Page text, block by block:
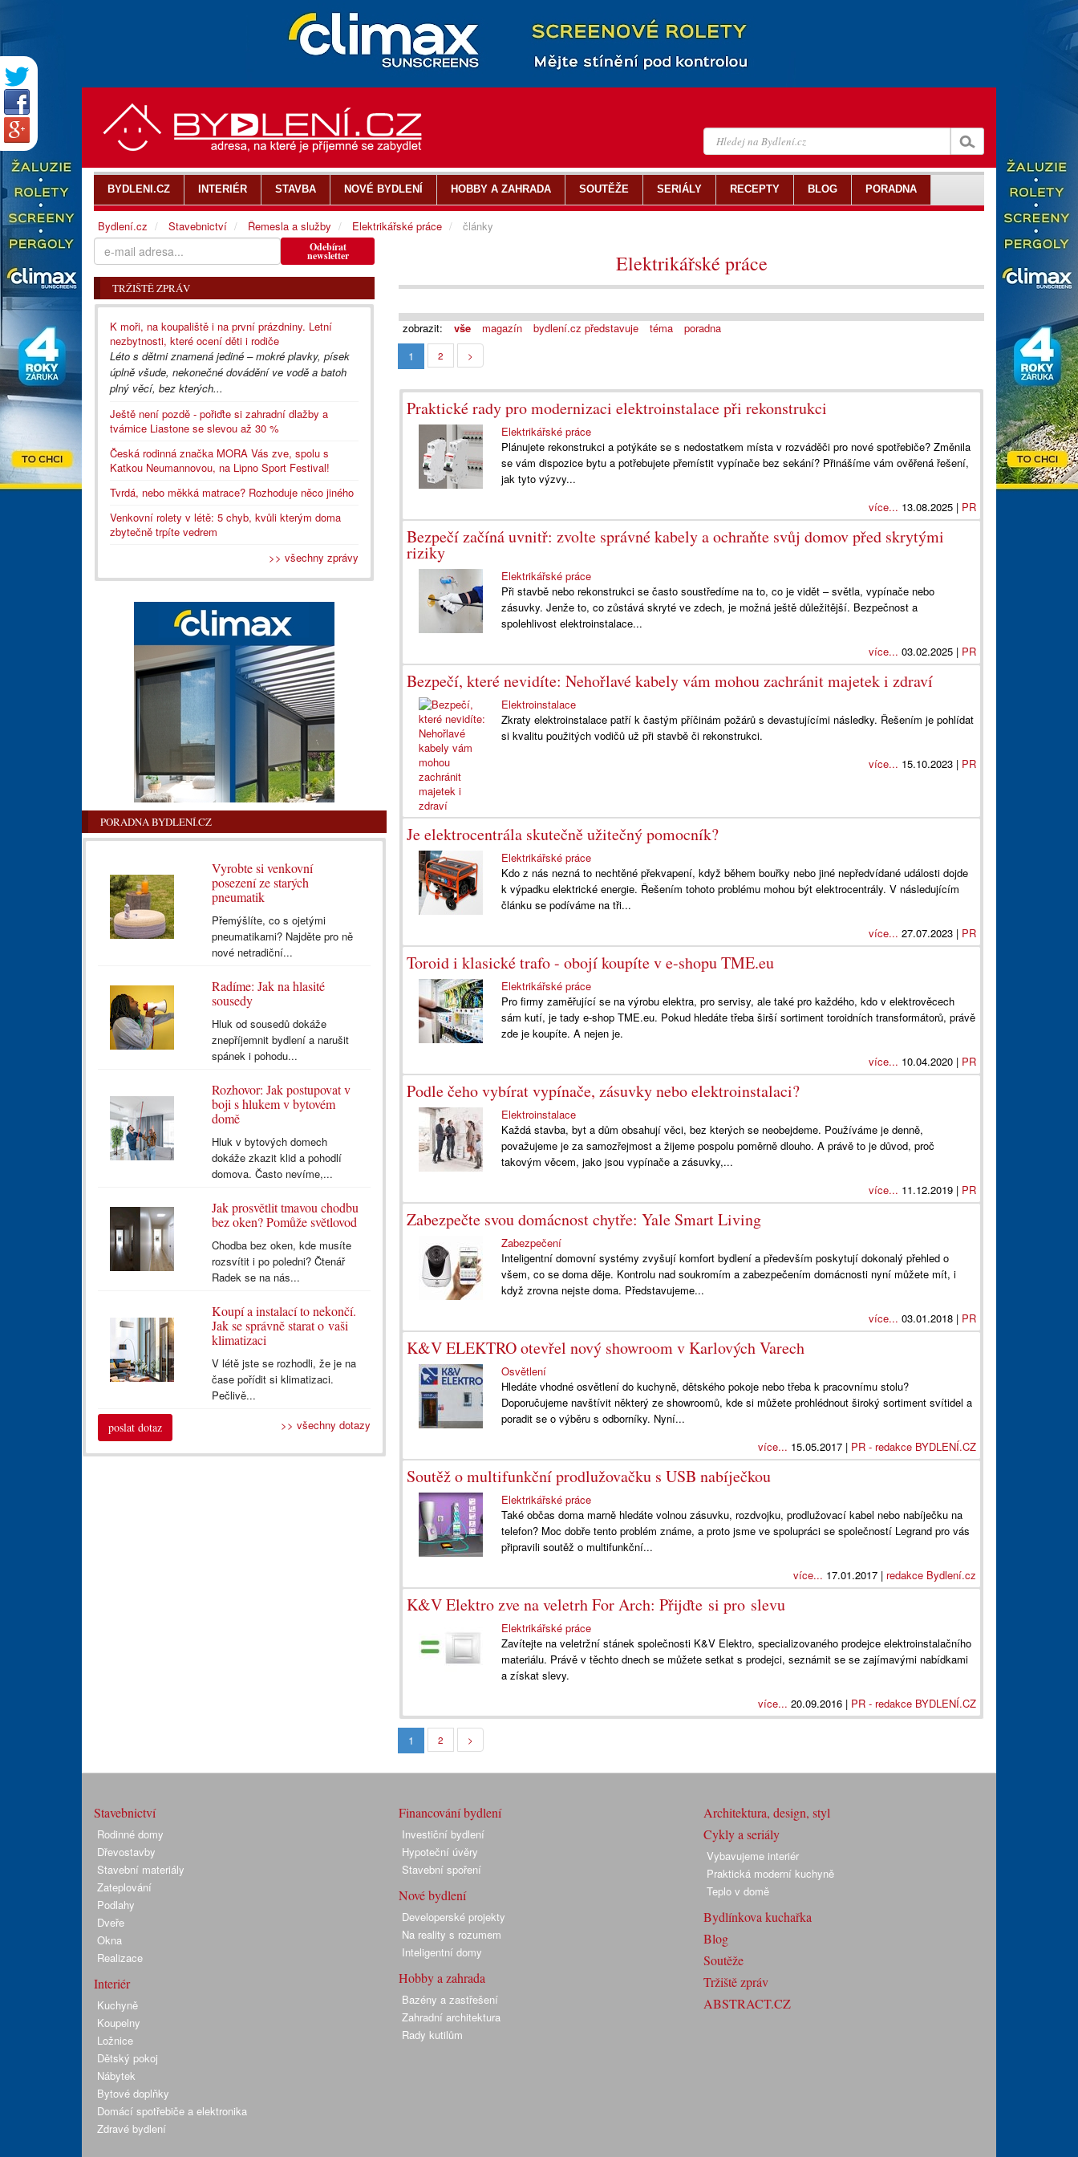
Elektrikářské práce
zobrazit: vše magazín bydlení.cz představuje téma
poradna
1
2 >
Praktické rady pro modernizaci elektroinstalace při rekonstrukci
Elektrikářské práce
Plánujete rekonstrukci a potýkáte se s nedostatkem místa v rozváděči pro nové spotřebiče? Změnila
se vám dispozice bytu a potřebujete přemístit vypínače bez sekání? Přinášíme vám ověřená řešení,
jak tyto výzvy...
více... 13.08.2025 | PR
Bezpečí začíná uvnitř: zvolte správné kabely a ochraňte svůj domov před skrytými
riziky
Elektrikářské práce
Při stavbě nebo rekonstrukci se často soustředíme na to, co je vidět – světla, vypínače nebo
zásuvky. Jenže to, co zůstává skryté ve zdech, je možná ještě důležitější. Bezpečnost a
spolehlivost elektroinstalace...
více... 03.02.2025 | PR
Bezpečí, které nevidíte: Nehořlavé kabely vám mohou zachránit majetek i zdraví
Elektroinstalace
Zkraty elektroinstalace patří k častým příčinám požárů s devastujícími následky. Řešením je pohlídat
si kvalitu použitých vodičů už při stavbě či rekonstrukci.
více... 15.10.2023 | PR
Je elektrocentrála skutečně užitečný pomocník?
Elektrikářské práce
Kdo z nás nezná to nechtěné překvapení, když během bouřky nebo jiné nepředvídané události dojde
k výpadku elektrické energie. Řešením tohoto problému mohou být elektrocentrály. V následujícím
článku se podíváme na tři...
více... 27.07.2023 | PR
Toroid i klasické trafo - obojí koupíte v e-shopu TME.eu
Elektrikářské práce
Pro firmy zaměřující se na výrobu elektra, pro servisy, ale také pro každého, kdo v elektrověcech
sám kutí, je tady e-shop TME.eu. Pokud hledáte třeba širší sortiment toroidních transformátorů, právě
zde je koupíte. A nejen je.
více... 10.04.2020 | PR
Podle čeho vybírat vypínače, zásuvky nebo elektroinstalaci?
Elektroinstalace
Každá stavba, byt a dům obsahují věci, bez kterých se neobejdeme. Používáme je denně,
považujeme je za samozřejmost a žijeme pospolu poměrně dlouho. A právě to je důvod, proč
takovým věcem, jako jsou vypínače a zásuvky,...
více... 11.12.2019 | PR
Zabezpečte svou domácnost chytře: Yale Smart Living
Zabezpečení
Inteligentní domovní systémy zvyšují komfort bydlení a především poskytují dokonalý přehled o
všem, co se doma děje. Kontrolu nad soukromím a zabezpečením domácnosti nyní můžete mít, i
když zrovna nejste doma. Představujeme...
více... 03.01.2018 | PR
K&V ELEKTRO otevřel nový showroom v Karlových Varech
Osvětlení
Hledáte vhodné osvětlení do kuchyně, dětského pokoje nebo třeba k pracovnímu stolu?
Doporučujeme navštívit některý ze showroomů, kde si můžete prohlédnout široký sortiment svítidel a
poradit se o výběru s odborníky. Nyní...
více... 15.05.2017 | PR - redakce BYDLENÍ.CZ
Soutěž o multifunkční prodlužovačku s USB nabíječkou
Elektrikářské práce
Také občas doma marně hledáte volnou zásuvku, rozdvojku, prodlužovací kabel nebo nabíječku na
telefon? Moc dobře tento problém známe, a proto jsme ve spolupráci se společností Legrand pro vás
připravili soutěž o multifunkční...
více... 17.01.2017 | redakce Bydlení.cz
K&V Elektro zve na veletrh For Arch: Přijďte si pro slevu
Elektrikářské práce
Zavítejte na veletržní stánek společnosti K&V Elektro, specializovaného prodejce elektroinstalačního
materiálu. Právě v těchto dnech se můžete setkat s prodejci, seznámit se se zajímavými nabídkami
a získat slevy.
více... 20.09.2016 | PR - redakce BYDLENÍ.CZ
1 2 >
Odebírat
newsletter
TRŽIŠTĚ ZPRÁV
K moři, na koupaliště i na první prázdniny. Letní
nezbytnosti, které ocení děti i rodiče
Léto s dětmi znamená jediné – mokré plavky, písek
úplně všude, nekonečné dovádění ve vodě a batoh
plný věcí, bez kterých...
Ještě není pozdě - pořiďte si zahradní dlažby a
tvárnice Liastone se slevou až 30 %
Česká rodinná značka MORA Vás zve, spolu s
Katkou Neumannovou, na Lipno Sport Festival!
Tvrdá, nebo měkká matrace? Rozhoduje něco jiného
Venkovní rolety v létě: 5 chyb, kvůli kterým doma
zbytečně trpíte vedrem
>> všechny zprávy
PORADNA BYDLENÍ.CZ
Vyrobte si venkovní
posezení ze starých
pneumatik
Přemýšlíte, co s ojetými
pneumatikami? Najděte pro ně
nové netradiční...
Radíme: Jak na hlasité
sousedy
Hluk od sousedů dokáže
znepříjemnit bydlení a narušit
spánek i pohodu...
Rozhovor: Jak postupovat v
boji s hlukem v bytovém
domě
Hluk v bytových domech
dokáže zkazit klid a pohodlí
domova. Často nevíme,...
Jak prosvětlit tmavou chodbu
bez oken? Pomůže světlovod
Chodba bez oken, kde musíte
rozsvítit i po poledni? Čtenář
Radek se na nás...
Koupí a instalací to nekončí.
Jak se správně starat o vaši
klimatizaci
V létě jste se rozhodli, že je na
čase pořídit si klimatizaci.
Pečlivě...
poslat dotaz >> všechny dotazy
BYDLENI.CZ INTERIÉR STAVBA NOVÉ BYDLENÍ HOBBY A ZAHRADA SOUTĚŽE SERIÁLY RECEPTY BLOG PORADNA
Bydlení.cz Stavebnictví Řemesla a služby Elektrikářské práce články
Stavebnictví
Rodinné domy
Dřevostavby
Stavební materiály
Zateplování
Podlahy
Dveře
Okna
Realizace
Interiér
Kuchyně
Koupelny
Ložnice
Dětský pokoj
Nábytek
Bytové doplňky
Domácí spotřebiče a elektronika
Zdravé bydlení
Financování bydlení
Investiční bydlení
Hypoteční úvěry
Stavební spoření
Nové bydlení
Developerské projekty
Na reality s rozumem
Inteligentní domy
Hobby a zahrada
Bazény a zastřešení
Zahradní architektura
Rady kutilům
Architektura, design, styl
Cykly a seriály
Vybavujeme interiér
Praktická moderní kuchyně
Teplo v domě
Bydlínkova kuchařka
Blog
Soutěže
Tržiště zpráv
ABSTRACT.CZ